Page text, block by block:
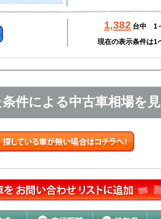
1,382 台中
1
現在の表示条件は1
件による中古車相場を